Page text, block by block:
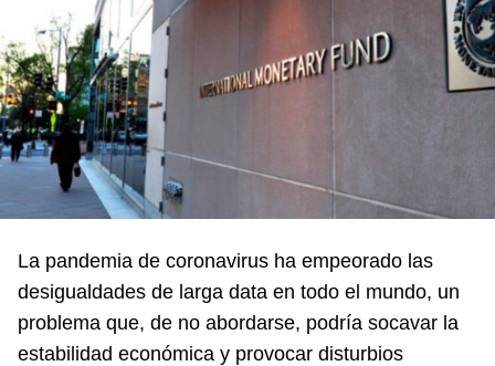
La pandemia de coronavirus ha empeorado las
desigualdades de larga data en todo el mundo, un
problema que, de no abordarse, podría socavar la
estabilidad económica y provocar disturbios